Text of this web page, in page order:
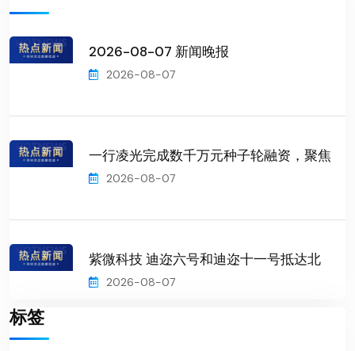
2026-08-07 新闻晚报
2026-08-07
一行凌光完成数千万元种子轮融资，聚焦
2026-08-07
紫微科技 迪迩六号和迪迩十一号抵达北
2026-08-07
标签